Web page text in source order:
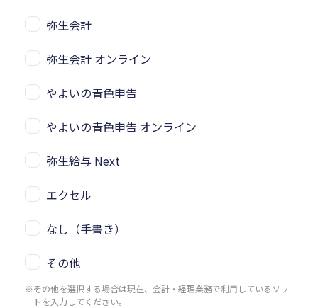
弥生会計
弥生会計 オンライン
やよいの青色申告
やよいの青色申告 オンライン
弥生給与 Next
エクセル
なし（手書き）
その他
その他を選択する場合は現在、会計・経理業務で利用しているソフ
トを入力してください。